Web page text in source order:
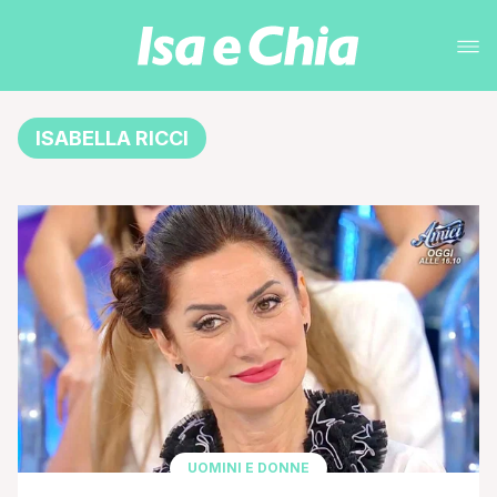
ISABELLA RICCI
UOMINI E DONNE